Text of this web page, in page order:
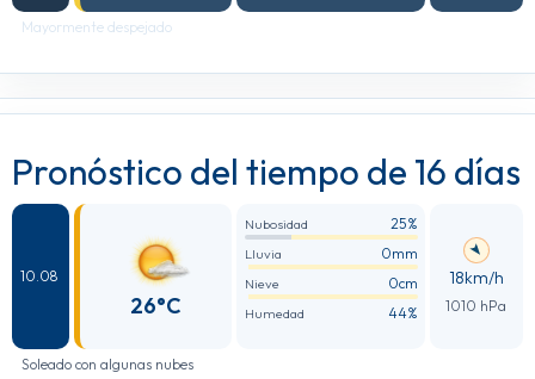
Mayormente despejado
Pronóstico del tiempo de 16 días
10.08
26°C
Nubosidad 25%
Lluvia 0mm
Nieve 0cm
Humedad 44%
18km/h
1010 hPa
Soleado con algunas nubes